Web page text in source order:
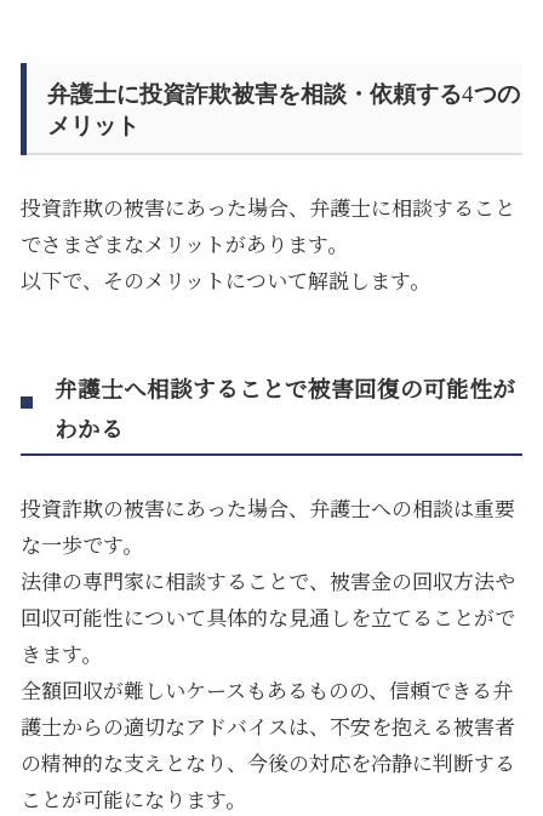
弁護士に投資詐欺被害を相談・依頼する4つの
メリット
投資詐欺の被害にあった場合、弁護士に相談すること
でさまざまなメリットがあります。
以下で、そのメリットについて解説します。
弁護士へ相談することで被害回復の可能性が
わかる
投資詐欺の被害にあった場合、弁護士への相談は重要
な一歩です。
法律の専門家に相談することで、被害金の回収方法や
回収可能性について具体的な見通しを立てることがで
きます。
全額回収が難しいケースもあるものの、信頼できる弁
護士からの適切なアドバイスは、不安を抱える被害者
の精神的な支えとなり、今後の対応を冷静に判断する
ことが可能になります。